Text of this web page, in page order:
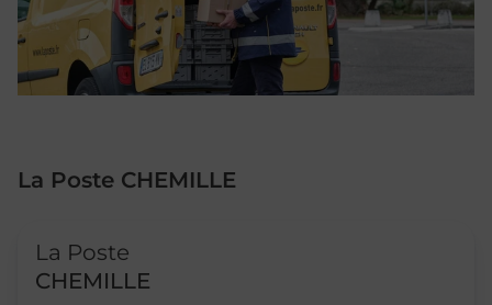
La Poste CHEMILLE
La Poste
CHEMILLE